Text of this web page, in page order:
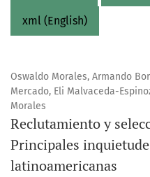
xml (English)
Oswaldo Morales, Armando
Mercado, Eli Malvaceda-
Morales
Reclutamiento y
Principales
latinoamericanas